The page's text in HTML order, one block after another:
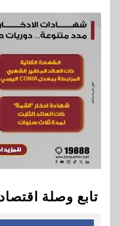
تابع وصلة